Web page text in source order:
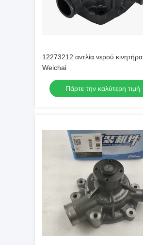
12273212 αντλία νερού κινητήρα
Weichai
Πάρτε την καλύτερη τιμή